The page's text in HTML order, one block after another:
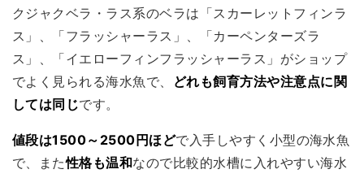
クジャクベラ・ラス系のベラは「スカーレットフィンラ
ス」、「フラッシャーラス」、「カーペンターズラ
ス」、「イエローフィンフラッシャーラス」がショップ
でよく見られる海水魚で、
どれも飼育方法や注意点に関
しては同じです。
値段は1500～2500円ほどで入手しやすく小型の海水魚
で、また性格も温和なので比較的水槽に入れやすい海水